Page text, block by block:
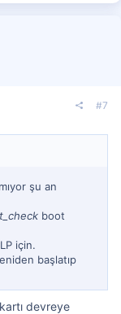
#7
şu an
boot
için.
başlatıp
devreye